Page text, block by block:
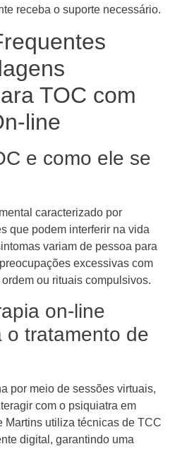
receba o suporte necessário.
TOC com
line
e como ele se
caracterizado por
que podem interferir na vida
variam de pessoa para
excessivas com
ou rituais compulsivos.
on-line
o tratamento de
por meio de sessões virtuais,
com o psiquiatra em
Martins utiliza técnicas de TCC
digital, garantindo uma